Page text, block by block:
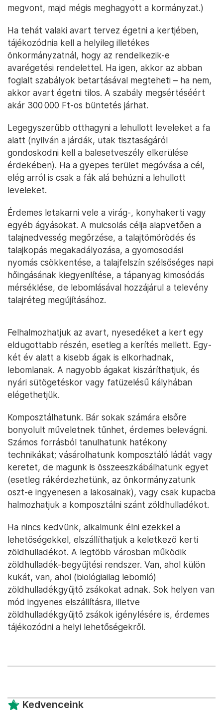
megvont, majd mégis meghagyott a kormányzat.)
Ha tehát valaki avart tervez égetni a kertjében,
tájékozódnia kell a helyileg illetékes
önkormányzatnál, hogy az rendelkezik-e
avarégetési rendelettel. Ha igen, akkor az abban
foglalt szabályok betartásával megteheti – ha nem,
akkor avart égetni tilos. A szabály megsértéséért
akár 300 000 Ft-os büntetés járhat.
Legegyszerűbb otthagyni a lehullott leveleket a fa
alatt (nyilván a járdák, utak tisztaságáról
gondoskodni kell a balesetveszély elkerülése
érdekében). Ha a gyepes terület megóvása a cél,
elég arról is csak a fák alá behúzni a lehullott
leveleket.
Érdemes letakarni vele a virág-, konyhakerti vagy
egyéb ágyásokat. A mulcsolás célja alapvetően a
talajnedvesség megőrzése, a talajtömörödés és
talajkopás megakadályozása, a gyomosodási
nyomás csökkentése, a talajfelszín szélsőséges napi
hőingásának kiegyenlítése, a tápanyag kimosódás
mérséklése, de lebomlásával hozzájárul a televény
talajréteg megújításához.
Felhalmozhatjuk az avart, nyesedéket a kert egy
eldugottabb részén, esetleg a kerítés mellett. Egy-
két év alatt a kisebb ágak is elkorhadnak,
lebomlanak. A nagyobb ágakat kiszáríthatjuk, és
nyári sütögetéskor vagy fatüzelésű kályhában
elégethetjük.
Komposztálhatunk. Bár sokak számára elsőre
bonyolult műveletnek tűnhet, érdemes belevágni.
Számos forrásból tanulhatunk hatékony
technikákat; vásárolhatunk komposztáló ládát vagy
keretet, de magunk is összeeszkábálhatunk egyet
(esetleg rákérdezhetünk, az önkormányzatunk
oszt-e ingyenesen a lakosainak), vagy csak kupacba
halmozhatjuk a komposztálni szánt zöldhulladékot.
Ha nincs kedvünk, alkalmunk élni ezekkel a
lehetőségekkel, elszállíthatjuk a keletkező kerti
zöldhulladékot. A legtöbb városban működik
zöldhulladék-begyűjtési rendszer. Van, ahol külön
kukát, van, ahol (biológiailag lebomló)
zöldhulladékgyűjtő zsákokat adnak. Sok helyen van
mód ingyenes elszállításra, illetve
zöldhulladékgyűjtő zsákok igénylésére is, érdemes
tájékozódni a helyi lehetőségekről.
Kedvenceink